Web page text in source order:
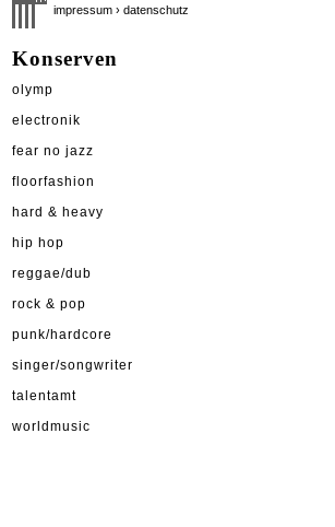
impressum › datenschutz
Konserven
olymp
electronik
fear no jazz
floorfashion
hard & heavy
hip hop
reggae/dub
rock & pop
punk/hardcore
singer/songwriter
talentamt
worldmusic